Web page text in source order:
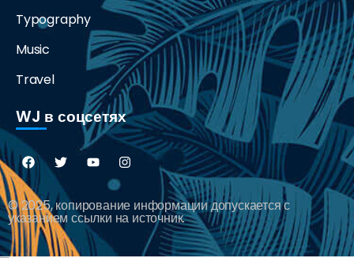
Typography
Music
Travel
WJ в соцсетях
© 2025, копирование информации допускается с
указанием ссылки на источник.